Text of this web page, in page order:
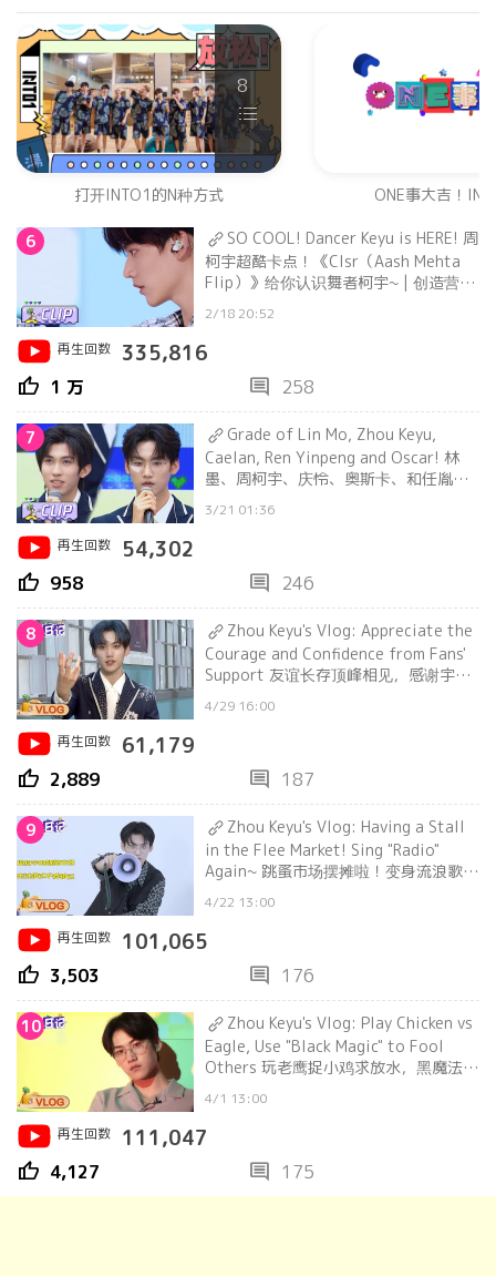
8
打开INTO1的N种方式 ONE事大吉！
6
SO COOL! Dancer Keyu is HERE! 周
柯宇超酷卡点！《Clsr（Aash Mehta
Flip）》给你认识舞者柯宇~ | 创造营
2/18 20:52
再生回数
335,816
thumb_up 1 万 comment 258
7
Grade of Lin Mo, Zhou Keyu,
Caelan, Ren Yinpeng and Oscar! 林
墨、周柯宇、庆怜、奥斯卡、和任胤蓬
3/21 01:36
再生回数
54,302
thumb_up 958 comment 246
8
Zhou Keyu's Vlog: Appreciate the
Courage and Confidence from Fans'
Support 友谊长存顶峰相见，感谢宇航
4/29 16:00
再生回数
61,179
thumb_up 2,889 comment 187
9
Zhou Keyu's Vlog: Having a Stall
in the Flee Market! Sing "Radio"
Again~ 跳蚤市场摆摊啦！变身流浪歌
4/22 13:00
再生回数
101,065
thumb_up 3,503 comment 176
10
Zhou Keyu's Vlog: Play Chicken vs
Eagle, Use "Black Magic" to Fool
Others 玩老鹰捉小鸡求放水，黑魔法忽
4/1 13:00
再生回数
111,047
thumb_up 4,127 comment 175